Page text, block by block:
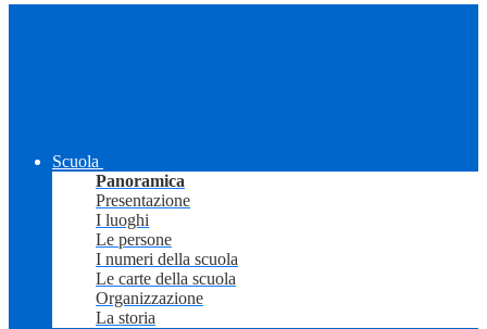
Scuola
Panoramica
Presentazione
I luoghi
Le persone
I numeri della scuola
Le carte della scuola
Organizzazione
La storia